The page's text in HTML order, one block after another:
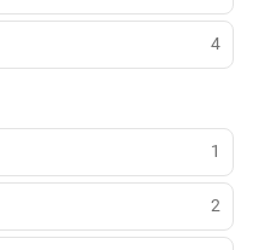
4
1
2